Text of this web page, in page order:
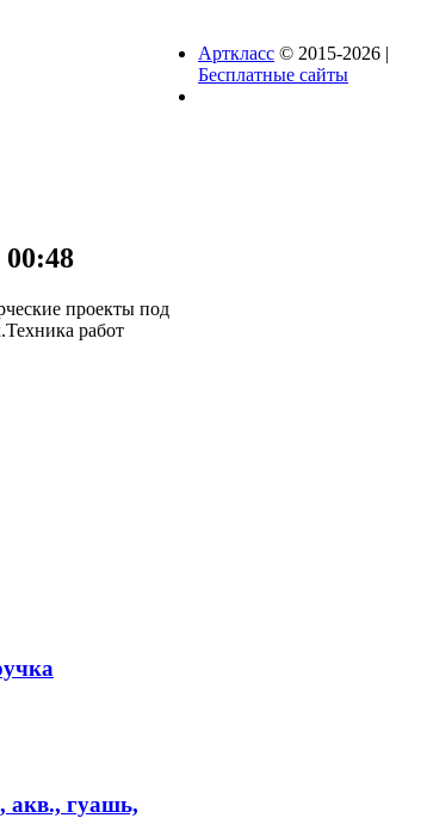
00:48
проекты под
работ
акв., гуашь,
Арткласс © 2015-2026 |
Бесплатные сайты